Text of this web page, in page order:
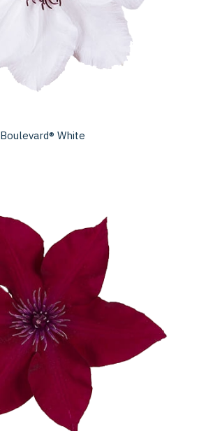
Boulevard® White